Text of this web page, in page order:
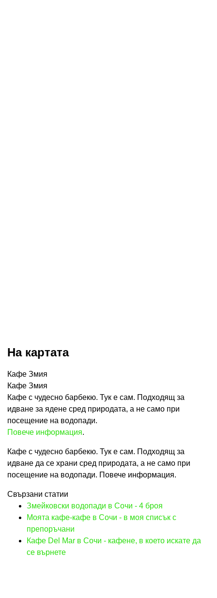
На картата
Кафе Змия
Кафе Змия
Кафе с чудесно барбекю. Тук е сам. Подходящ за
идване за ядене сред природата, а не само при
посещение на водопади.
Повече информация.
Кафе с чудесно барбекю. Тук е сам. Подходящ за
идване да се храни сред природата, а не само при
посещение на водопади. Повече информация.
Свързани статии
Змейковски водопади в Сочи - 4 броя
Моята кафе-кафе в Сочи - в моя списък с
препоръчани
Кафе Del Mar в Сочи - кафене, в което искате да
се върнете